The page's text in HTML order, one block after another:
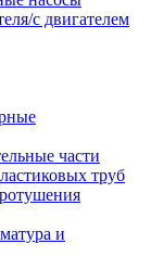
с двигателем
части
труб
и